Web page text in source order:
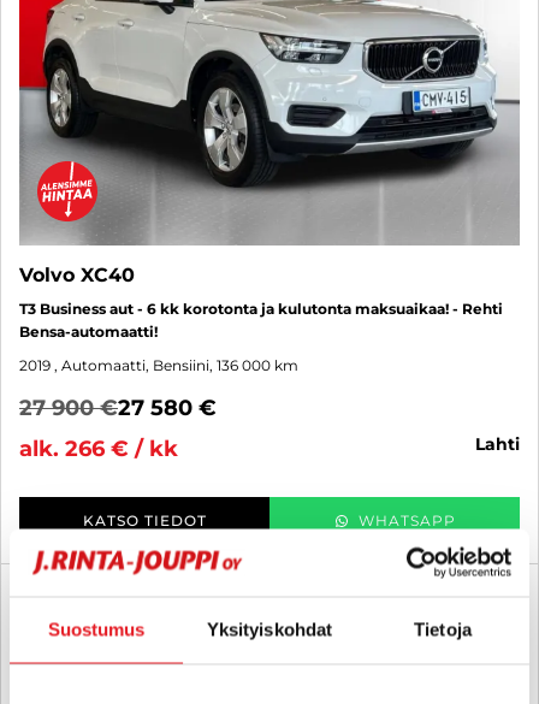
Suostumus Yksityiskohdat Tietoja
Volvo XC40
T3 Business aut - 6 kk korotonta ja kulutonta maksuaikaa! - Rehti
Bensa-automaatti!
2019 , Automaatti, Bensiini, 136 000 km
27 900 €27 580 €
alk. 266 € / kk
lahti
KATSO TIEDOT WHATSAPP